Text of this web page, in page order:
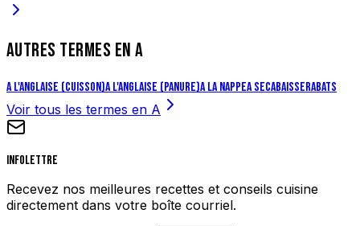
AUTRES TERMES ENA
A l'anglaise (cuisson)A l'anglaise (panure)A la nappeA secAbaisserAbats
Voir tous les termes en A
Infolettre
Recevez nos meilleures recettes et conseils cuisine
directement dans votre boîte courriel.